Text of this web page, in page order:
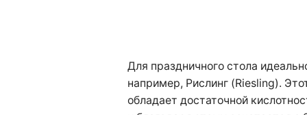
Для праздничного стола
например, Рислинг (Riesling).
обладает достаточной